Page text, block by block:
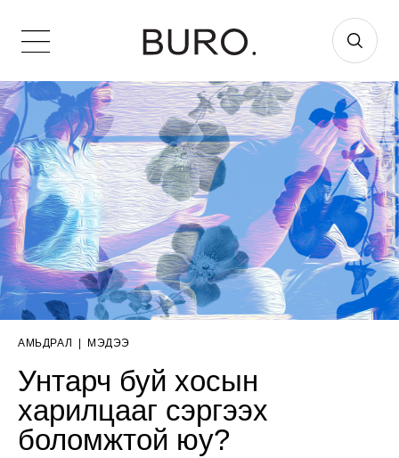
АМЬДРАЛ МЭДЭЭ
Унтарч буй хосын
харилцааг сэргээх
боломжтой юу?